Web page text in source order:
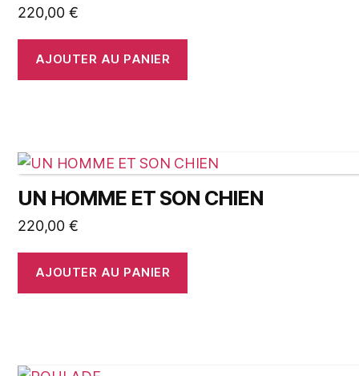
220,00 €
AJOUTER AU PANIER
UN HOMME ET SON CHIEN
220,00 €
AJOUTER AU PANIER